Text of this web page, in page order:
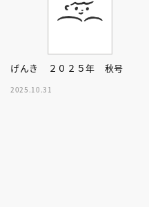
げんき ２０２５年 秋号
2025.10.31